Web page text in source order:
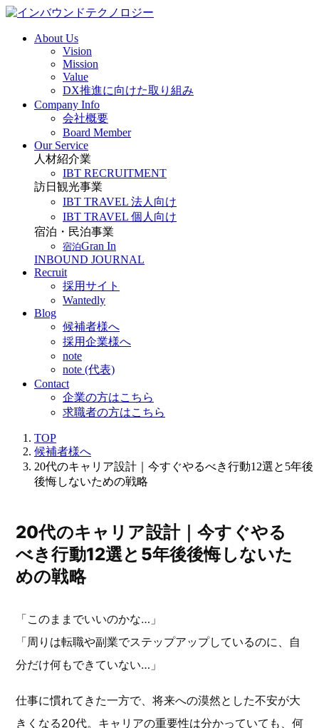
About Us
Vision
Mission
Value
DX推進に向けた取り組み
Company Info
会社概要
Board Member
Our Service
人材紹介業
IBT RECRUITMENT
訪日観光事業
IBT TRAVEL 法人向け
IBT TRAVEL 個人向け
宿泊・民泊事業
宿泊Gran In
INBOUND JOURNAL
Recruit
採用サイト
Wantedly
Blog
候補者様へ
採用企業様へ
note
note (代表)
Contact
企業の方はこちら
求職者の方はこちら
TOP
候補者様へ
20代のキャリア設計｜今すぐやるべき行動12選と5年後
後悔しないための戦略
20代のキャリア設計｜今すぐやる
べき行動12選と5年後後悔しないた
めの戦略
「このままでいいのかな…」
「周りは転職や副業でステップアップしているのに、自
分だけ何もできていない…」
仕事に慣れてきた一方で、将来への漠然とした不安が大
きくなる20代。キャリアの重要性は分かっていても、何